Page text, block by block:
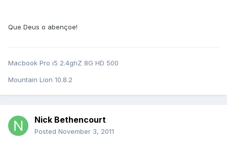
Que Deus o abençoe!
Macbook Pro i5 2.4ghZ 8G HD 500
Mountain Lion 10.8.2
Nick Bethencourt
Posted November 3, 2011